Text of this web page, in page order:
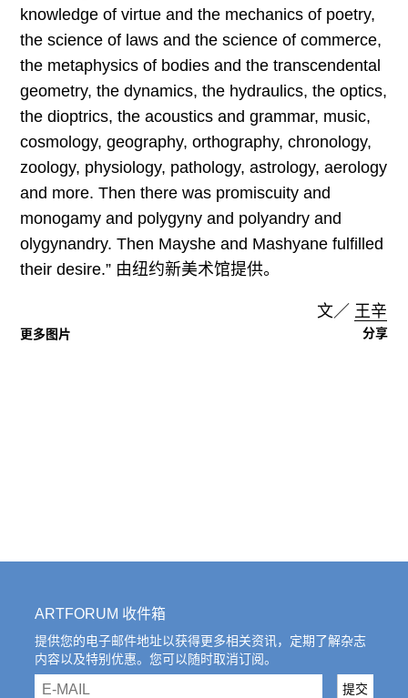
knowledge of virtue and the mechanics of poetry,
the science of laws and the science of commerce,
the metaphysics of bodies and the transcendental
geometry, the dynamics, the hydraulics, the optics,
the dioptrics, the acoustics and grammar, music,
cosmology, geography, orthography, chronology,
zoology, physiology, pathology, astrology, aerology
and more. Then there was promiscuity and
monogamy and polygyny and polyandry and
olygynandry. Then Mayshe and Mashyane fulfilled
their desire.” 由纽约新美术馆提供。
文／ 王辛
更多图片 分享
ARTFORUM 收件箱
提供您的电子邮件地址以获得更多相关资讯，定期了解杂志
内容以及特别优惠。您可以随时取消订阅。
email 提交